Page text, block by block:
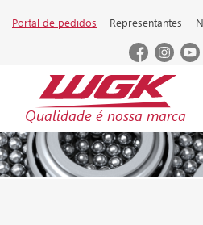
Portal de pedidos Representantes
Qualidade é nossa marca